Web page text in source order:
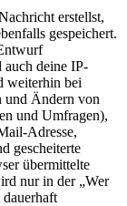
erstellst,
gespeichert.
auch deine IP-
weiterhin bei
und Ändern von
und Umfragen),
Adresse,
gescheiterte
übermittelte
nur in der „Wer